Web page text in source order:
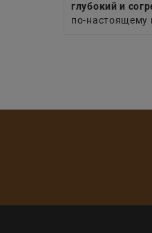
глубокий и
по-настоящему